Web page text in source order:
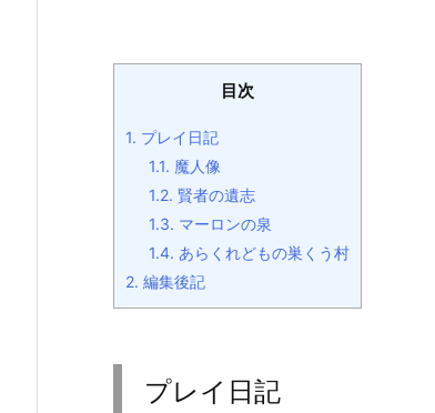
目次
1. プレイ日記
1.1. 魔人像
1.2. 賢者の遺志
1.3. マーロンの泉
1.4. あらくれどもの巣くう村
2. 編集後記
プレイ日記